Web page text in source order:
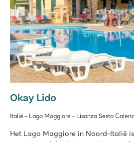
Okay Lido
Italië - Lago Maggiore - Lisanza Sesto
Het Lago Maggiore in Noord-Italië